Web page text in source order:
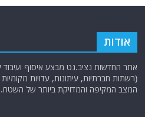
אודות
אתר החדשות נציב.נט מבצע איסוף ועיבוד
(רשתות חברתיות, עיתונות, עדויות
המצב המקיפה והמדויקת ביותר של השטח.